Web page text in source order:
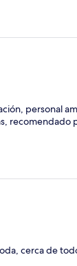
personal
recomendado
cerca de